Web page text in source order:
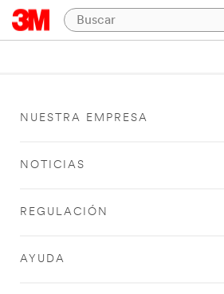
NUESTRA EMPRESA
NOTICIAS
REGULACIÓN
AYUDA